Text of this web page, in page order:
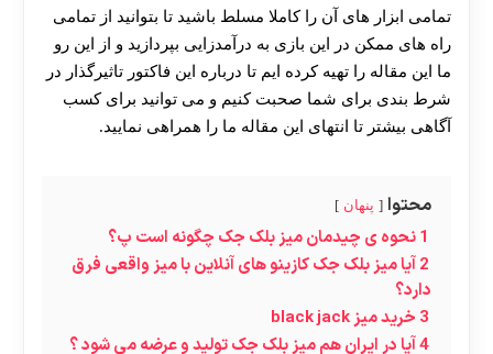
تمامی ابزار های آن را کاملا مسلط باشید تا بتوانید از تمامی
راه های ممکن در این بازی به درآمدزایی بپردازید و از این رو
ما این مقاله را تهیه کرده ایم تا درباره این فاکتور تاثیرگذار در
شرط بندی برای شما صحبت کنیم و می توانید برای کسب
آگاهی بیشتر تا انتهای این مقاله ما را همراهی نمایید.
محتوا پنهان
1نحوه ی چیدمان میز بلک جک چگونه است پ؟
2آیا میز بلک جک کازینو های آنلاین با میز واقعی فرق
دارد؟
3 خرید میز black jack
4آیا در ایران هم میز بلک جک تولید و عرضه می شود ؟